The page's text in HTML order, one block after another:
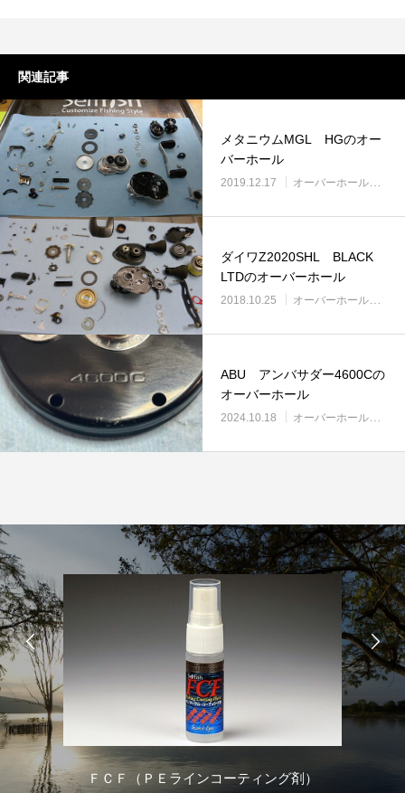
関連記事
メタニウムMGL HGのオー
バーホール
2019.12.17 オーバーホール実例
ダイワZ2020SHL BLACK
LTDのオーバーホール
2018.10.25 オーバーホール実例
ABU アンバサダー4600Cの
オーバーホール
2024.10.18 オーバーホール実例
ＦＣＦ（ＰＥラインコーティング剤）